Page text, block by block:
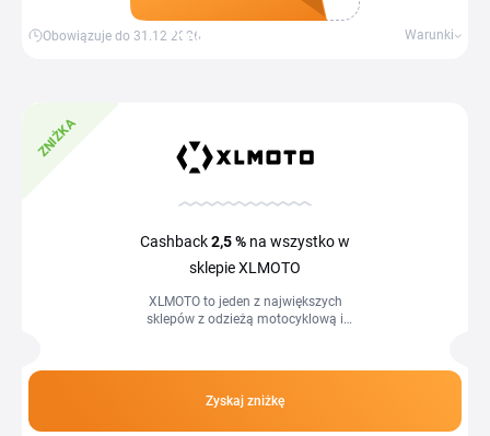
Zdobądź kupon
Obowiązuje do 31.12.2026 Warunki
ZNIŻKA
Cashback2,5 % na wszystko w
sklepie XLMOTO
XLMOTO to jeden z największych
sklepów z odzieżą motocyklową i
rabatowym...
Zyskaj zniżkę